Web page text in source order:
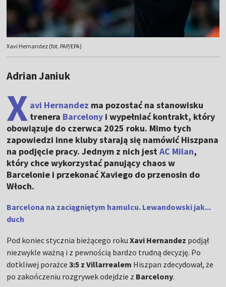
Xavi Hernandez (fot. PAP/EPA)
Adrian Janiuk
X avi Hernandez ma pozostać na stanowisku
trenera Barcelony i wypełniać kontrakt, który
obowiązuje do czerwca 2025 roku. Mimo tych
zapowiedzi inne kluby starają się namówić Hiszpana
na podjęcie pracy. Jednym z nich jestAC Milan,
który chce wykorzystać panujący chaos w
Barcelonie i przekonać Xaviego do przenosin do
Włoch.
Barcelona na zaciągniętym hamulcu. Lewandowski jak...
duch
Pod koniec stycznia bieżącego rokuXavi Hernandez podjął
niezwykle ważną i z pewnością bardzo trudną decyzję. Po
dotkliwej porażce3:5 z Villarrealem Hiszpan zdecydował, że
po zakończeniu rozgrywek odejdzie z Barcelony.